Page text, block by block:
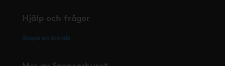
Hjälp och frågor
Skapa ett ärende